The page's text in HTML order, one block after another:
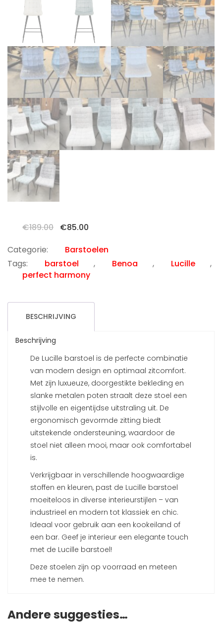
€189.00
Oorspronkelijke
was:
€189.00.
€85.00
is:
€85.00.
Categorie:
Barstoelen
Tags:
barstoel , Benoa , Lucille
,
perfect harmony
BESCHRIJVING
Beschrijving
De Lucille barstoel is de perfecte combinatie
van modern design en optimaal zitcomfort.
Met zijn luxueuze, doorgestikte bekleding en
slanke metalen poten straalt deze stoel een
stijlvolle en eigentijdse uitstraling uit. De
ergonomisch gevormde zitting biedt
uitstekende ondersteuning, waardoor de
stoel niet alleen mooi, maar ook comfortabel
is.
Verkrijgbaar in verschillende hoogwaardige
stoffen en kleuren, past de Lucille barstoel
moeiteloos in diverse interieurstijlen – van
industrieel en modern tot klassiek en chic.
Ideaal voor gebruik aan een kookeiland of
een bar. Geef je interieur een elegante touch
met de Lucille barstoel!
Deze stoelen zijn op voorraad en meteen
mee te nemen.
Andere suggesties…